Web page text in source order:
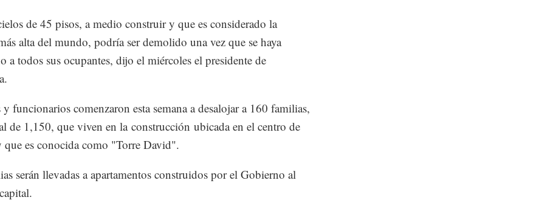
de 45 pisos, a medio construir y que es considerado la
alta del mundo, podría ser demolido una vez que se haya
a todos sus ocupantes, dijo el miércoles el presidente de
funcionarios comenzaron esta semana a desalojar a 160 familias,
de 1,150, que viven en la construcción ubicada en el centro de
que es conocida como "Torre David".
serán llevadas a apartamentos construidos por el Gobierno al